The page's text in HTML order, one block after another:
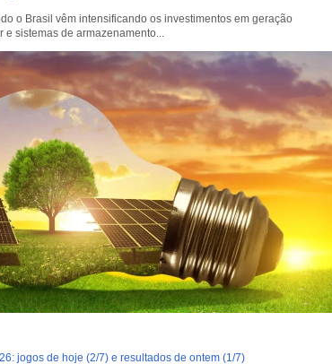
o Brasil vêm intensificando os investimentos em geração
sistemas de armazenamento...
jogos de hoje (2/7) e resultados de ontem (1/7)